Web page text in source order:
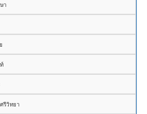
า
รีวิทยา